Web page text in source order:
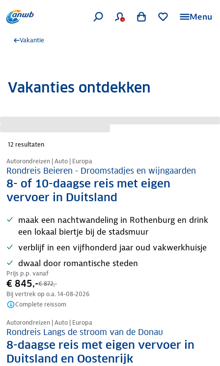
Menu
Vakantie
Vakanties ontdekken
12 resultaten
Nazomer korting
Autorondreizen | Auto | Europa
Rondreis Beieren - Droomstadjes en wijngaarden
8- of 10-daagse reis met eigen
vervoer in Duitsland
maak een nachtwandeling in Rothenburg en drink
een lokaal biertje bij de stadsmuur
verblijf in een vijfhonderd jaar oud vakwerkhuisje
dwaal door romantische steden
Prijs p.p. vanaf
€ 845,-€ 872,-
Bij vertrek op o.a. 14-08-2026
Complete reissom
Nazomer korting
Autorondreizen | Auto | Europa
Rondreis Langs de stroom van de Donau
8-daagse reis met eigen vervoer in
Duitsland en Oostenrijk